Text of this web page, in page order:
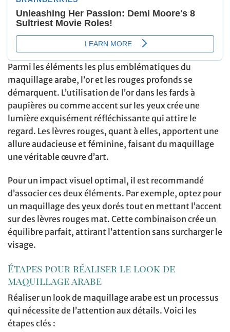
Parmi les éléments les plus emblématiques du
maquillage arabe, l’or et les rouges profonds se
démarquent. L’utilisation de l’or dans les fards à
paupières ou comme accent sur les yeux crée une
lumière exquisément réfléchissante qui attire le
regard. Les lèvres rouges, quant à elles, apportent une
allure audacieuse et féminine, faisant du maquillage
une véritable œuvre d’art.
Pour un impact visuel optimal, il est recommandé
d’associer ces deux éléments. Par exemple, optez pour
un maquillage des yeux dorés tout en mettant l’accent
sur des lèvres rouges mat. Cette combinaison crée un
équilibre parfait, attirant l’attention sans surcharger le
visage.
Étapes pour réaliser le look de
maquillage arabe
Réaliser un look de maquillage arabe est un processus
qui nécessite de l’attention aux détails. Voici les
étapes clés :